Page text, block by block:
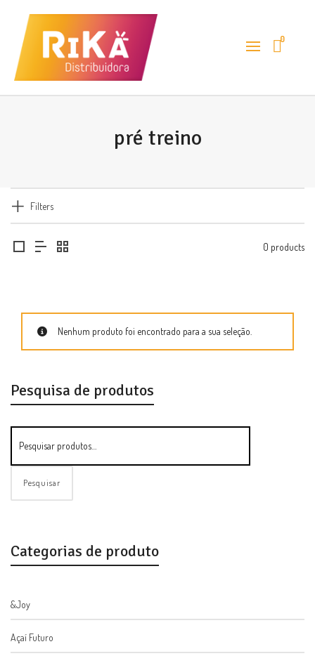
0
pré treino
Filters
0 products
Nenhum produto foi encontrado para a sua seleção.
Pesquisa de produtos
Pesquisar
Categorias de produto
&Joy
Açaí Futuro